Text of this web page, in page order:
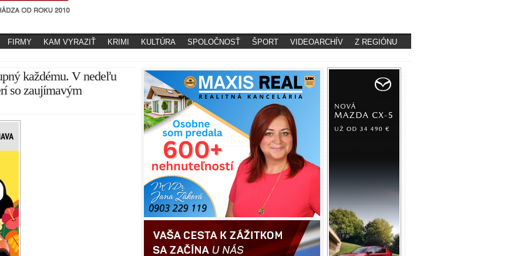
FIRMY KAM VYRAZIŤ KRIMI KULTÚRA SPOLOČNOSŤ ŠPORT VIDEOARCHÍV Z REGIÓNU
každému. V nedeľu
so zaujímavým